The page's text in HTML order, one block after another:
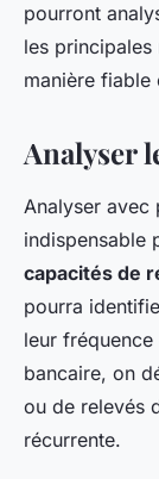
pourront
les
manière fiable
Analyser
Analyser avec
indispensable
capacités de
pourra
leur
bancaire, on
ou de relevés
récurrente.